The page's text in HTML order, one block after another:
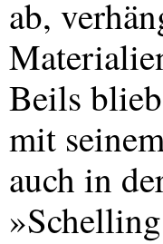
ab,
Beils
mit
auch in